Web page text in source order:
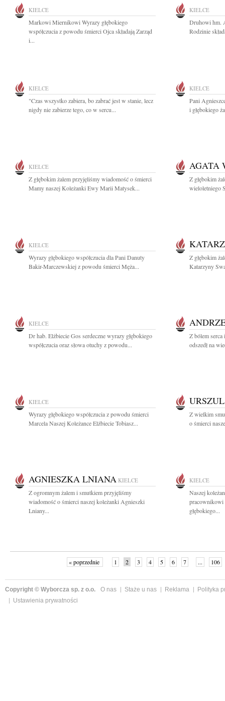
KIELCE
Markowi Miernikowi Wyrazy głębokiego
współczucia z powodu śmierci Ojca składają Zarząd
i...
KIELCE
Druhowi hm.
Rodzinie
KIELCE
"Czas wszystko zabiera, bo zabrać jest w stanie, lecz
nigdy nie zabierze tego, co w sercu...
KIELCE
Pani
i głębokiego
KIELCE
Z głębokim żalem przyjęliśmy wiadomość o śmierci
Mamy naszej Koleżanki Ewy Marii Matysek...
AGATA
Z głębokim
wieloletniego
KIELCE
Wyrazy głębokiego współczucia dla Pani Danuty
Bakir-Marczewskiej z powodu śmierci Męża...
Z głębokim
Katarzyny
KIELCE
Dr hab. Elżbiecie Gos serdeczne wyrazy głębokiego
współczucia oraz słowa otuchy z powodu...
Z bólem
odszedł na
KIELCE
Wyrazy głębokiego współczucia z powodu śmierci
Marcela Naszej Koleżance Elżbiecie Tobiasz...
Z wielkim
o śmierci
AGNIESZKA LNIANA KIELCE
Z ogromnym żalem i smutkiem przyjęliśmy
wiadomość o śmierci naszej koleżanki Agnieszki
Lniany...
KIELCE
Naszej
pracownikowi
głębokiego...
« poprzednie 1 2 3 4 5 6 7 ... 106
Copyright © Wyborcza sp. z o.o. O nas Staże u nas Reklama
Polityka
Ustawienia prywatności